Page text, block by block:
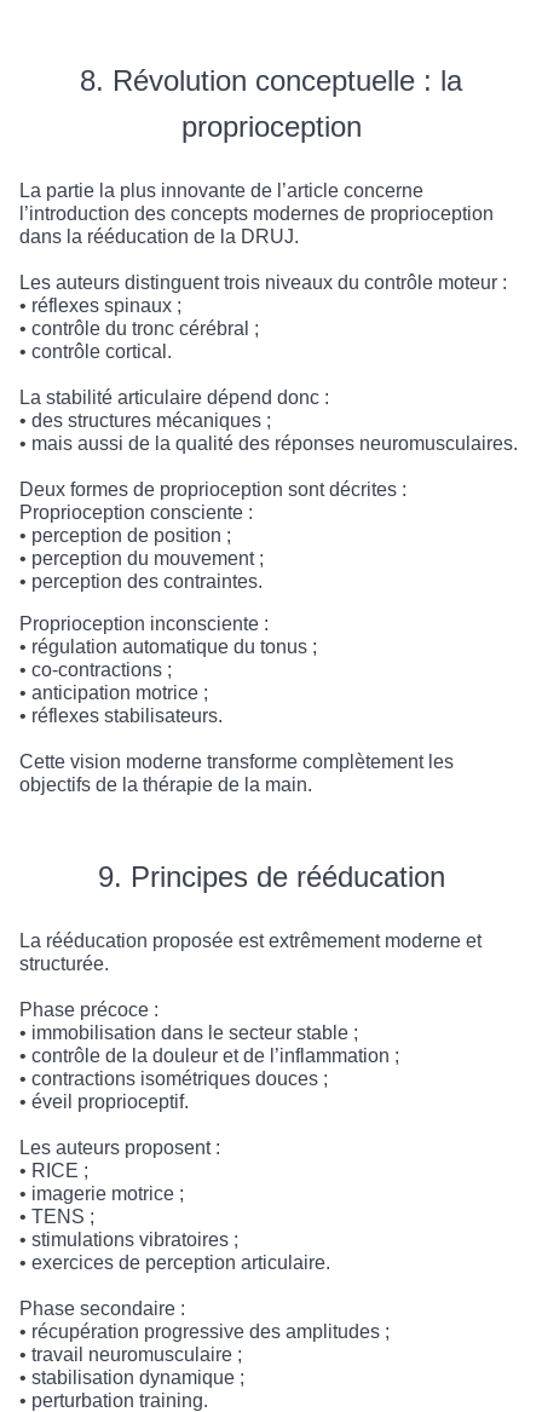
8. Révolution conceptuelle : la
proprioception
La partie la plus innovante de l’article concerne
l’introduction des concepts modernes de proprioception
dans la rééducation de la DRUJ.
Les auteurs distinguent trois niveaux du contrôle moteur :
• réflexes spinaux ;
• contrôle du tronc cérébral ;
• contrôle cortical.
La stabilité articulaire dépend donc :
• des structures mécaniques ;
• mais aussi de la qualité des réponses neuromusculaires.
Deux formes de proprioception sont décrites :
Proprioception consciente :
• perception de position ;
• perception du mouvement ;
• perception des contraintes.
Proprioception inconsciente :
• régulation automatique du tonus ;
• co-contractions ;
• anticipation motrice ;
• réflexes stabilisateurs.
Cette vision moderne transforme complètement les
objectifs de la thérapie de la main.
9. Principes de rééducation
La rééducation proposée est extrêmement moderne et
structurée.
Phase précoce :
• immobilisation dans le secteur stable ;
• contrôle de la douleur et de l’inflammation ;
• contractions isométriques douces ;
• éveil proprioceptif.
Les auteurs proposent :
• RICE ;
• imagerie motrice ;
• TENS ;
• stimulations vibratoires ;
• exercices de perception articulaire.
Phase secondaire :
• récupération progressive des amplitudes ;
• travail neuromusculaire ;
• stabilisation dynamique ;
• perturbation training.